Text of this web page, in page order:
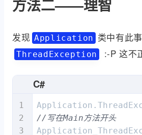
方法二——理智
发现 Application 类中有此
ThreadException :-P 这不
C#
//写在Main方法开头